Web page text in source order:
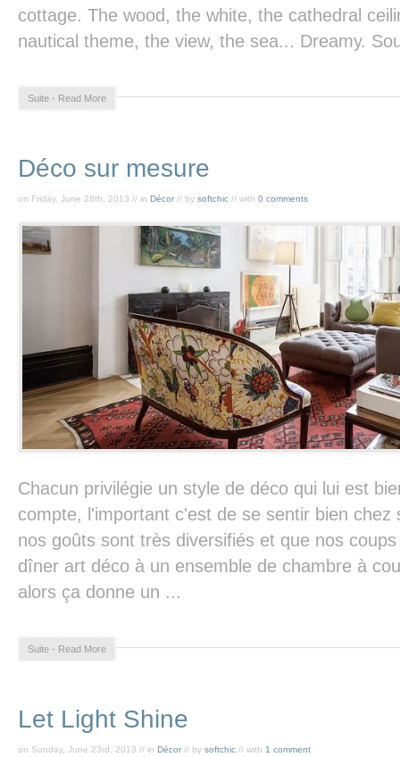
cottage. The wood, the white, the cathedral
nautical theme, the view, the sea... Dreamy.
Suite - Read More
Déco sur mesure
on Friday, June 28th, 2013 // in Décor // by softchic // with 0 comments
Chacun privilégie un style de déco qui lui est
compte, l'important c'est de se sentir bien chez
nos goûts sont très diversifiés et que nos
dîner art déco à un ensemble de chambre à
alors ça donne un ...
Suite - Read More
Let Light Shine
on Sunday, June 23rd, 2013 // in Décor // by softchic // with 1 comment